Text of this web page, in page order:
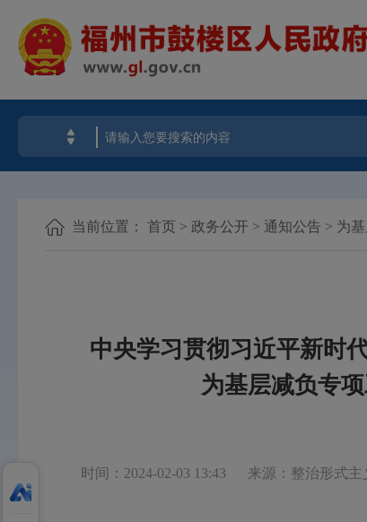
当前位置： 首页 > 政务公开 > 通知公告 > 为
中央学习贯彻习近平新时
为基层减负专
时间：2024-02-03 13:43 来源：整治形式